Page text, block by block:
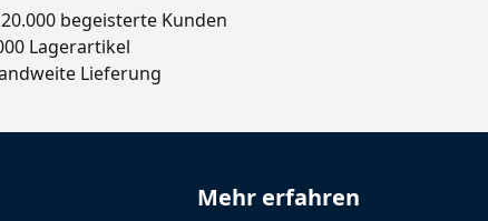
begeisterte Kunden
Lagerartikel
Lieferung
Mehr erfahren